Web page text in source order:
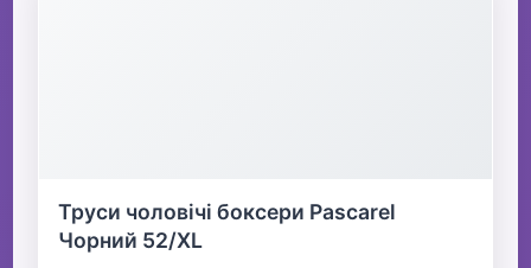
Труси чоловічі боксери Pascarel
Чорний 52/XL